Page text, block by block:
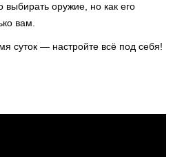
оружие, но как его
вам.
суток — настройте всё под себя!